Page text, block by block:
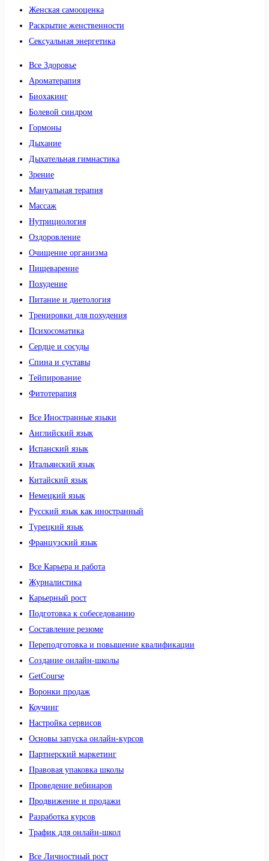
Женская самооценка
Раскрытие женственности
Сексуальная энергетика
Все Здоровье
Ароматерапия
Биохакинг
Болевой синдром
Гормоны
Дыхание
Дыхательная гимнастика
Зрение
Мануальная терапия
Массаж
Нутрициология
Оздоровление
Очищение организма
Пищеварение
Похудение
Питание и диетология
Тренировки для похудения
Психосоматика
Сердце и сосуды
Спина и суставы
Тейпирование
Фитотерапия
Все Иностранные языки
Английский язык
Испанский язык
Итальянский язык
Китайский язык
Немецкий язык
Русский язык как иностранный
Турецкий язык
Французский язык
Все Карьера и работа
Журналистика
Карьерный рост
Подготовка к собеседованию
Составление резюме
Переподготовка и повышение квалификации
Создание онлайн-школы
GetCourse
Воронки продаж
Коучинг
Настройка сервисов
Основы запуска онлайн-курсов
Партнерский маркетинг
Правовая упаковка школы
Проведение вебинаров
Продвижение и продажи
Разработка курсов
Трафик для онлайн-школ
Все Личностный рост